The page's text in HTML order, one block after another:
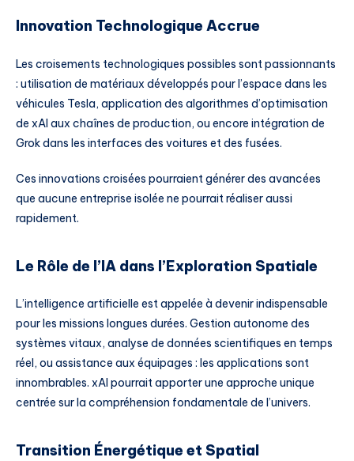
Innovation Technologique Accrue
Les croisements technologiques possibles sont passionnants
: utilisation de matériaux développés pour l’espace dans les
véhicules Tesla, application des algorithmes d’optimisation
de xAI aux chaînes de production, ou encore intégration de
Grok dans les interfaces des voitures et des fusées.
Ces innovations croisées pourraient générer des avancées
que aucune entreprise isolée ne pourrait réaliser aussi
rapidement.
Le Rôle de l’IA dans l’Exploration Spatiale
L’intelligence artificielle est appelée à devenir indispensable
pour les missions longues durées. Gestion autonome des
systèmes vitaux, analyse de données scientifiques en temps
réel, ou assistance aux équipages : les applications sont
innombrables. xAI pourrait apporter une approche unique
centrée sur la compréhension fondamentale de l’univers.
Transition Énergétique et Spatial